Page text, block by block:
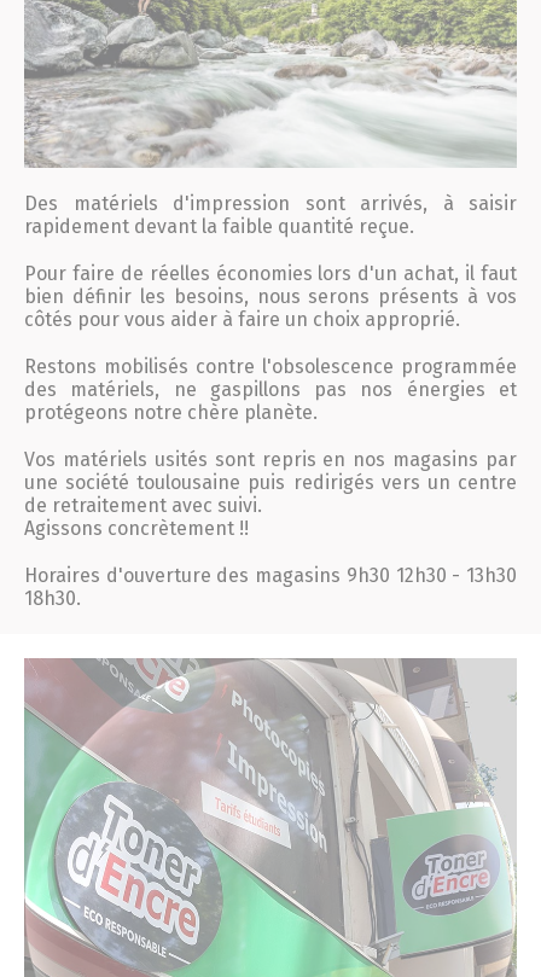
Des matériels d'impression sont arrivés, à saisir
rapidement devant la faible quantité reçue.
Pour faire de réelles économies lors d'un achat, il faut
bien définir les besoins, nous serons présents à vos
côtés pour vous aider à faire un choix approprié.
Restons mobilisés contre l'obsolescence programmée
des matériels, ne gaspillons pas nos énergies et
protégeons notre chère planète.
Vos matériels usités sont repris en nos magasins par
une société toulousaine puis redirigés vers un centre
de retraitement avec suivi.
Agissons concrètement !!
Horaires d'ouverture des magasins 9h30 12h30 - 13h30
18h30.